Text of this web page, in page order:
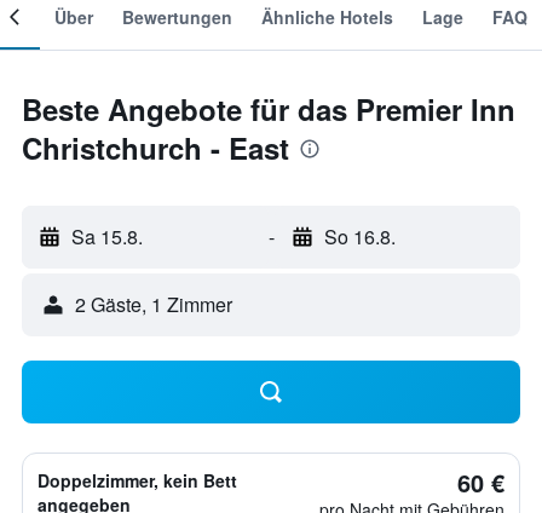
Über Bewertungen Ähnliche Hotels Lage FAQ
Beste Angebote für das Premier Inn
Christchurch - East
Sa 15.8. - So 16.8.
2 Gäste, 1 Zimmer
Doppelzimmer, kein Bett
angegeben
60 €